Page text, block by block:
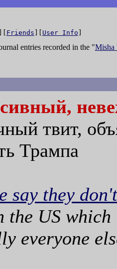
][ Friends ][ User Info ]
entries recorded in the "Misha
твит,
Трампа
say they
the US
everyone